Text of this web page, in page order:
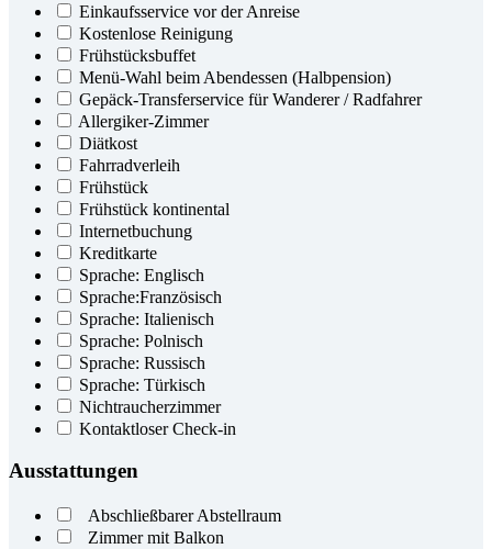
Einkaufsservice vor der Anreise
Kostenlose Reinigung
Frühstücksbuffet
Menü-Wahl beim Abendessen (Halbpension)
Gepäck-Transferservice für Wanderer / Radfahrer
Allergiker-Zimmer
Diätkost
Fahrradverleih
Frühstück
Frühstück kontinental
Internetbuchung
Kreditkarte
Sprache: Englisch
Sprache:Französisch
Sprache: Italienisch
Sprache: Polnisch
Sprache: Russisch
Sprache: Türkisch
Nichtraucherzimmer
Kontaktloser Check-in
Ausstattungen
Abschließbarer Abstellraum
Zimmer mit Balkon